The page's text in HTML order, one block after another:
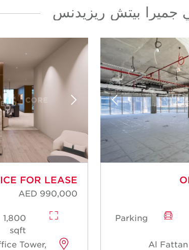
جميرا بيتش ريزيدنس
Parking
Al
FOR LEASE
AED 990,000
1,800
sqft
Tower,